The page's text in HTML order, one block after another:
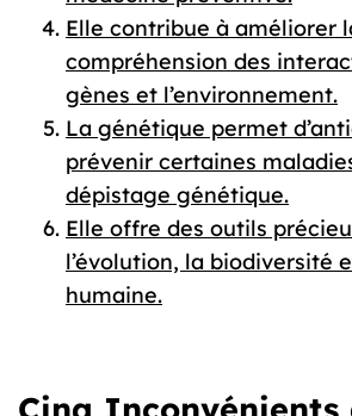
Elle contribue à améliorer
compréhension des
gènes et l’environnement.
La génétique permet
prévenir certaines
dépistage génétique.
Elle offre des outils
l’évolution, la biodiversité
humaine.